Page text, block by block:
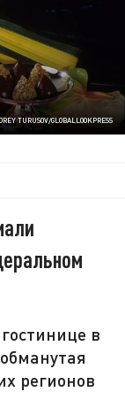
TURUSOV/GLOBALLOOKPRESS
в
регионов